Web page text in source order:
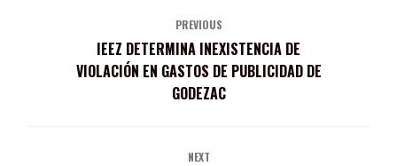
PREVIOUS
IEEZ DETERMINA INEXISTENCIA DE
VIOLACIÓN EN GASTOS DE PUBLICIDAD DE
GODEZAC
NEXT